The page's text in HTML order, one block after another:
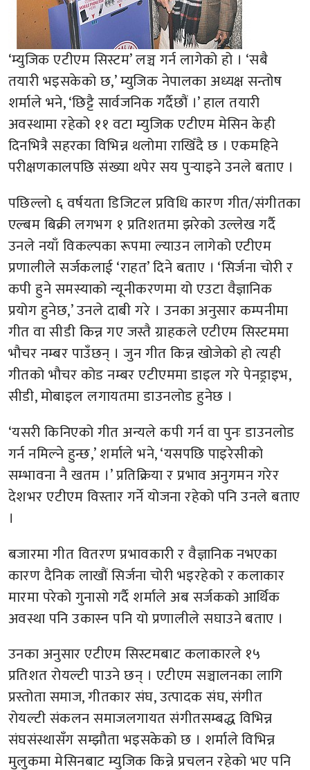
‘म्युजिक एटीएम सिस्टम’ लञ्च गर्न लागेको हो । ‘सबै
तयारी भइसकेको छ,’ म्युजिक नेपालका अध्यक्ष सन्तोष
शर्माले भने, ‘छिट्टै सार्वजनिक गर्दैछौं ।’ हाल तयारी
अवस्थामा रहेको ११ वटा म्युजिक एटीएम मेसिन केही
दिनभित्रै सहरका विभिन्न थलोमा राखिँदै छ । एकमहिने
परीक्षणकालपछि संख्या थपेर सय पुर्‍याइने उनले बताए ।
पछिल्लो ६ वर्षयता डिजिटल प्रविधि कारण गीत/संगीतका
एल्बम बिक्री लगभग १ प्रतिशतमा झरेको उल्लेख गर्दै
उनले नयाँ विकल्पका रूपमा ल्याउन लागेको एटीएम
प्रणालीले सर्जकलाई ‘राहत’ दिने बताए । ‘सिर्जना चोरी र
कपी हुने समस्याको न्यूनीकरणमा यो एउटा वैज्ञानिक
प्रयोग हुनेछ,’ उनले दाबी गरे । उनका अनुसार कम्पनीमा
गीत वा सीडी किन्न गए जस्तै ग्राहकले एटीएम सिस्टममा
भौचर नम्बर पाउँछन् । जुन गीत किन्न खोजेको हो त्यही
गीतको भौचर कोड नम्बर एटीएममा डाइल गरे पेनड्राइभ,
सीडी, मोबाइल लगायतमा डाउनलोड हुनेछ ।
‘यसरी किनिएको गीत अन्यले कपी गर्न वा पुनः डाउनलोड
गर्न नमिल्ने हुन्छ,’ शर्माले भने, ‘यसपछि पाइरेसीको
सम्भावना नै खतम ।’ प्रतिक्रिया र प्रभाव अनुगमन गरेर
देशभर एटीएम विस्तार गर्ने योजना रहेको पनि उनले बताए
।
बजारमा गीत वितरण प्रभावकारी र वैज्ञानिक नभएका
कारण दैनिक लाखौं सिर्जना चोरी भइरहेको र कलाकार
मारमा परेको गुनासो गर्दै शर्माले अब सर्जकको आर्थिक
अवस्था पनि उकास्न पनि यो प्रणालीले सघाउने बताए ।
उनका अनुसार एटीएम सिस्टमबाट कलाकारले १५
प्रतिशत रोयल्टी पाउने छन् । एटीएम सञ्चालनका लागि
प्रस्तोता समाज, गीतकार संघ, उत्पादक संघ, संगीत
रोयल्टी संकलन समाजलगायत संगीतसम्बद्ध विभिन्न
संघसंस्थासँग सम्झौता भइसकेको छ । शर्माले विभिन्न
मुलुकमा मेसिनबाट म्युजिक किन्ने प्रचलन रहेको भए पनि